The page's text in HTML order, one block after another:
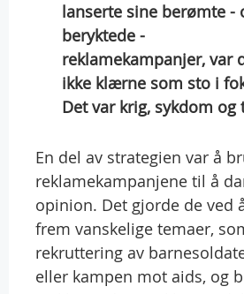
lanserte sine berømte -
beryktede -
reklamekampanjer, var
ikke klærne som sto i
Det var krig, sykdom og
En del av strategien var å
reklamekampanjene til å
opinion. Det gjorde de ved
frem vanskelige temaer,
rekruttering av
eller kampen mot aids, og